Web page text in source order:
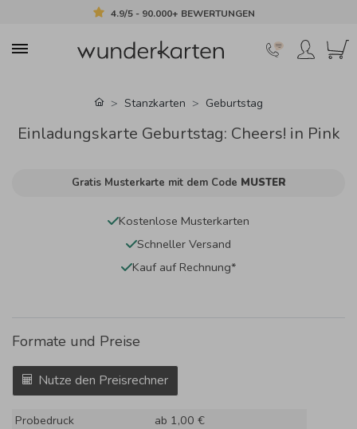
4.9/5 - 90.000+ BEWERTUNGEN
Stanzkarten Geburtstag
Einladungskarte Geburtstag: Cheers! in Pink
Gratis Musterkarte mit dem Code MUSTER
Kostenlose Musterkarten
Schneller Versand
Kauf auf Rechnung*
Formate und Preise
Nutze den Preisrechner
Probedruck
ab 1,00 €